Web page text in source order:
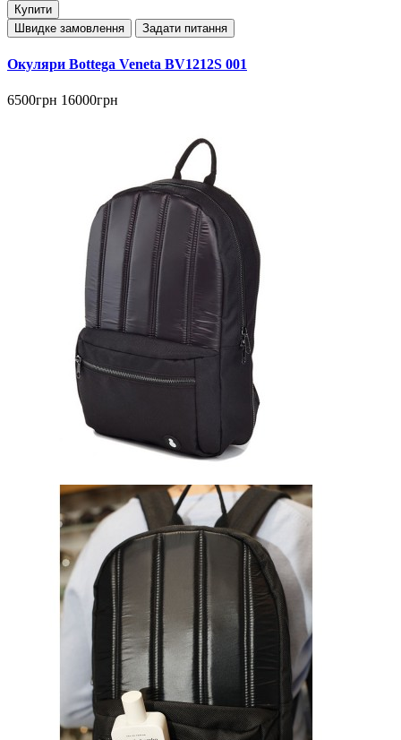
Купити
Швидке замовлення
Задати питання
Окуляри Bottega Veneta BV1212S 001
6500грн 16000грн